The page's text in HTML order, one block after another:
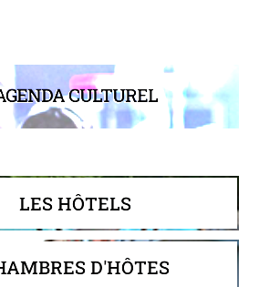
CULTUREL
LES HÔTELS
D'HÔTES